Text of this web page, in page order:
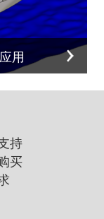
用
持
买